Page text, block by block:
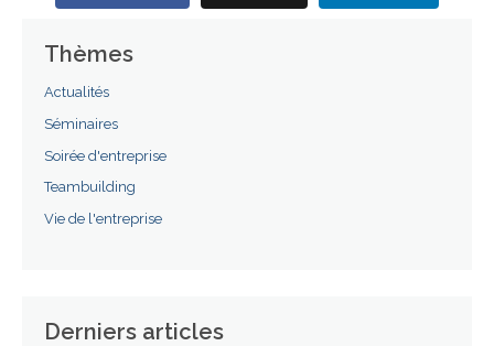
Thèmes
Actualités
Séminaires
Soirée d'entreprise
Teambuilding
Vie de l'entreprise
Derniers articles